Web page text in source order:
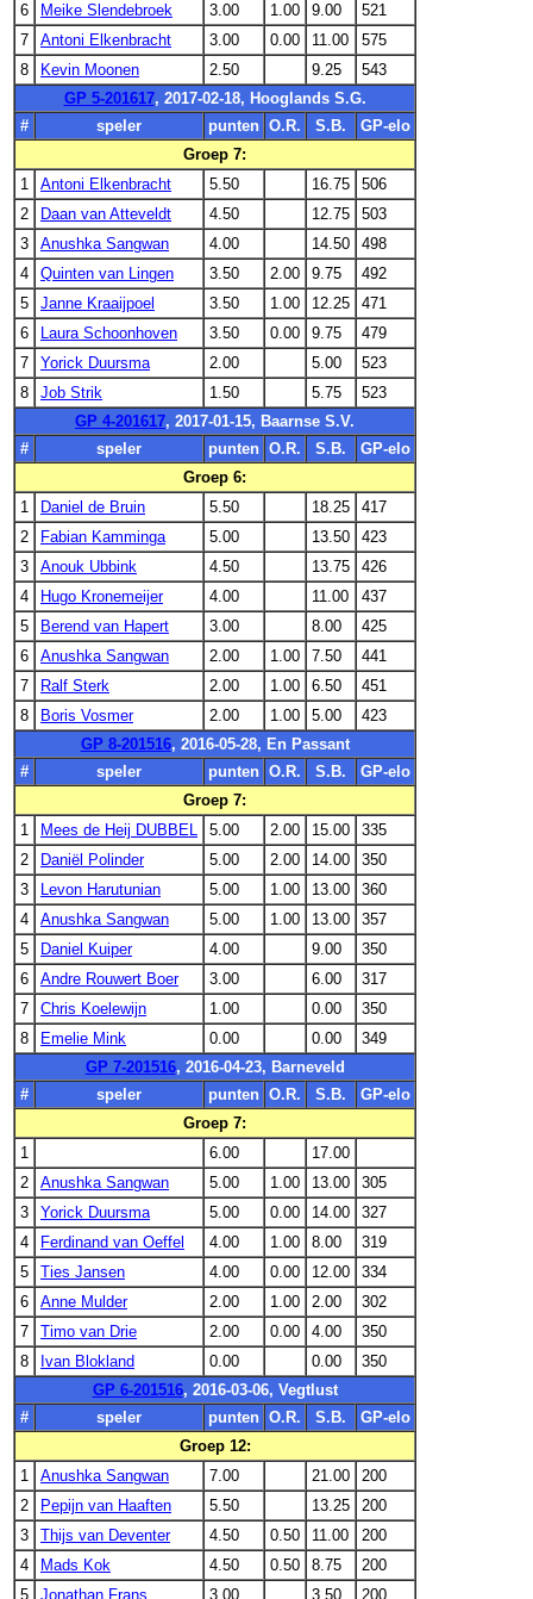
6
Meike Slendebroek 3.00 1.00 9.00
521
7
Antoni Elkenbracht 3.00 0.00 11.00
575
8
Kevin Moonen 2.50 9.25
543
GP 5-201617, 2017-02-18, Hooglands S.G.
#
speler punten O.R. S.B.
GP-elo
Groep 7:
1
Antoni Elkenbracht 5.50 16.75
506
2
Daan van Atteveldt 4.50 12.75
503
3
Anushka Sangwan 4.00 14.50
498
4
Quinten van Lingen 3.50 2.00 9.75
492
5
Janne Kraaijpoel 3.50 1.00 12.25
471
6
Laura Schoonhoven 3.50 0.00 9.75
479
7
Yorick Duursma 2.00 5.00
523
8
Job Strik 1.50 5.75
523
GP 4-201617, 2017-01-15, Baarnse S.V.
#
speler punten O.R. S.B.
GP-elo
Groep 6:
1
Daniel de Bruin 5.50 18.25
417
2
Fabian Kamminga 5.00 13.50
423
3
Anouk Ubbink 4.50 13.75
426
4
Hugo Kronemeijer 4.00 11.00
437
5
Berend van Hapert 3.00 8.00
425
6
Anushka Sangwan 2.00 1.00 7.50
441
7
Ralf Sterk 2.00 1.00 6.50
451
8
Boris Vosmer 2.00 1.00 5.00
423
GP 8-201516, 2016-05-28, En Passant
#
speler punten O.R. S.B.
GP-elo
Groep 7:
1
Mees de Heij DUBBEL 5.00 2.00 15.00
335
2
Daniël Polinder 5.00 2.00 14.00
350
3
Levon Harutunian 5.00 1.00 13.00
360
4
Anushka Sangwan 5.00 1.00 13.00
357
5
Daniel Kuiper 4.00 9.00
350
6
Andre Rouwert Boer 3.00 6.00
317
7
Chris Koelewijn 1.00 0.00
350
8
Emelie Mink 0.00 0.00
349
GP 7-201516, 2016-04-23, Barneveld
#
speler punten O.R. S.B.
GP-elo
Groep 7:
1
6.00
17.00
2
Anushka Sangwan 5.00 1.00 13.00
305
3
Yorick Duursma 5.00 0.00 14.00
327
4
Ferdinand van Oeffel 4.00 1.00 8.00
319
5
Ties Jansen 4.00 0.00 12.00
334
6
Anne Mulder 2.00 1.00 2.00
302
7
Timo van Drie 2.00 0.00 4.00
350
8
Ivan Blokland 0.00 0.00
350
GP 6-201516, 2016-03-06, Vegtlust
#
speler punten O.R. S.B.
GP-elo
Groep 12:
1
Anushka Sangwan 7.00 21.00
200
2
Pepijn van Haaften 5.50 13.25
200
3
Thijs van Deventer 4.50 0.50 11.00
200
4
Mads Kok 4.50 0.50 8.75
200
5
Jonathan Frans 3.00 3.50 200